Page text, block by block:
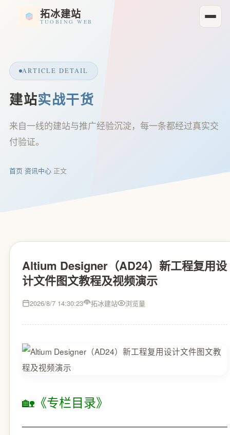
拓冰建站
TUOBING WEB
ARTICLE DETAIL
建站实战干货
来自一线的建站与推广经验沉淀，每一条都经过真实交
付验证。
首页/资讯中心/正文
Altium Designer（AD24）新工程复用设
计文件图文教程及视频演示
2026/8/7 14:30:23 拓冰建站 浏览量
🏡《专栏目录》